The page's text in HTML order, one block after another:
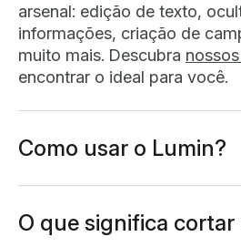
arsenal: edição de texto,
informações, criação de
muito mais. Descubra
encontrar o ideal para você.
Como usar o Lumin?
e ter sempre à mão no seu
ainda um app para celular e
O que significa cortar